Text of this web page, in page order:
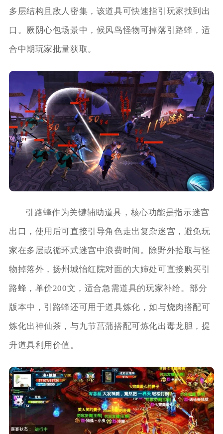
多层结构且敌人密集，该道具可快速指引玩家找到出
口。厥阴心包场景中，候风鸟怪物可掉落引路蜂，适
合中期玩家批量获取。
引路蜂作为关键辅助道具，核心功能是指示迷宫
出口，使用后可直接引导角色走出复杂迷宫，避免玩
家在多层或循环式迷宫中浪费时间。除野外拾取与怪
物掉落外，扬州城怡红院对面的大婶处可直接购买引
路蜂，单价200文，适合急需道具的玩家补给。部分
版本中，引路蜂还可用于道具炼化，如与烧肉搭配可
炼化出神仙茶，与九节菖蒲搭配可炼化出毒龙胆，提
升道具利用价值。